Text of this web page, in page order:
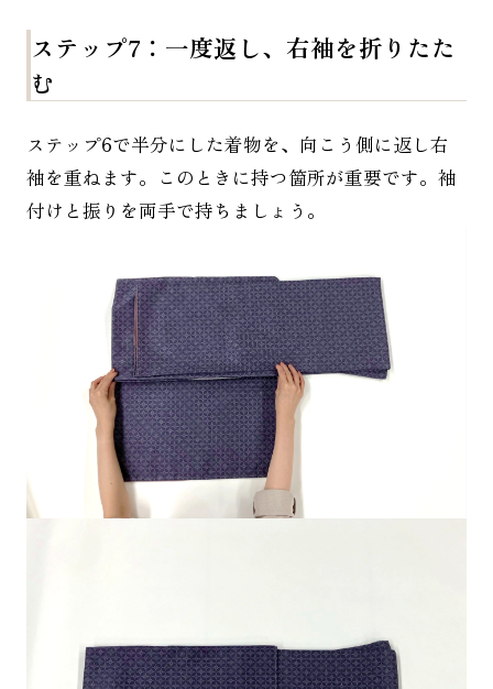
ステップ7：一度返し、 右袖を折りたた
む
ステップ6で半分にした着物を、向こう側に返し右
袖を重ねます。このときに持つ箇所が重要です。袖
付けと振りを両手で持ちましょう。